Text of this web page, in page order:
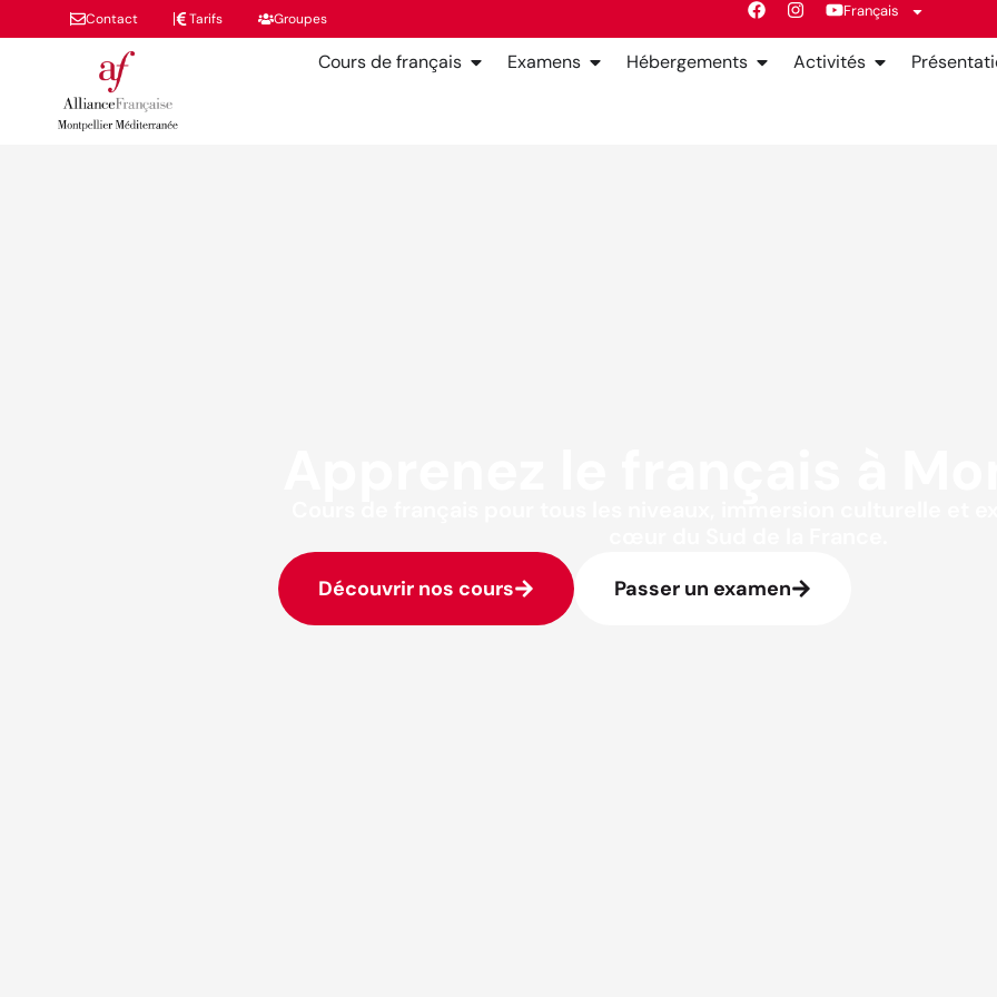
Contact Tarifs Groupes Français
Cours de français Examens Hébergements Activités
Découvrir nos cours Passer un examen